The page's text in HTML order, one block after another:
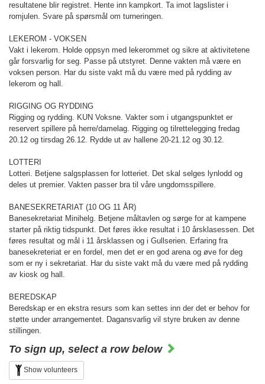
resultatene blir registret. Hente inn kampkort. Ta imot lagslister i
romjulen. Svare på spørsmål om turneringen.
LEKEROM - VOKSEN
Vakt i lekerom. Holde oppsyn med lekerommet og sikre at aktivitetene
går forsvarlig for seg. Passe på utstyret. Denne vakten må være en
voksen person. Har du siste vakt må du være med på rydding av
lekerom og hall.
RIGGING OG RYDDING
Rigging og rydding. KUN Voksne. Vakter som i utgangspunktet er
reservert spillere på herre/damelag. Rigging og tilrettelegging fredag
20.12 og tirsdag 26.12. Rydde ut av hallene 20-21.12 og 30.12.
LOTTERI
Lotteri. Betjene salgsplassen for lotteriet. Det skal selges lynlodd og
deles ut premier. Vakten passer bra til våre ungdomsspillere.
BANESEKRETARIAT (10 OG 11 ÅR)
Banesekretariat Minihelg. Betjene måltavlen og sørge for at kampene
starter på riktig tidspunkt. Det føres ikke resultat i 10 årsklasessen. Det
føres resultat og mål i 11 årsklassen og i Gullserien. Erfaring fra
banesekreteriat er en fordel, men det er en god arena og øve for deg
som er ny i sekretariat. Har du siste vakt må du være med på rydding
av kiosk og hall.
BEREDSKAP
Beredskap er en ekstra resurs som kan settes inn der det er behov for
støtte under arrangementet. Dagansvarlig vil styre bruken av denne
stillingen.
To sign up, select a row below
Show volunteers